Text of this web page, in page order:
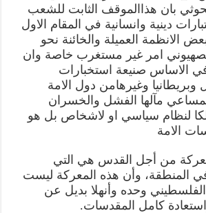
بان هذا الموقف الثابت للشعب
دينية وانسانية في المقام الاول
الانظمة العميلة والخائنة نحو
امر غير مستغرب خاصة وان
الاساس صنيعة استخبارات
وبريطانيا وغيرهامن دول الامة
مآلها الفشل والخسران
لنظام سياسي او لاشخاص بل هو
الامة
من أجل القدس هي التي
المنطقة، وأن هذه المعركة ليست
الفلسطيني وحده وأنهلا بديل عن
كامل المقدسات.